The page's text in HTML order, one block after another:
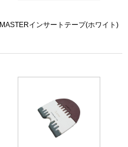
MASTERインサートテープ(ホワイト)